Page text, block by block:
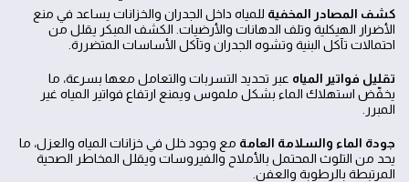
كشف المصادر المخفية للمياه داخل الجدران والخزانات يساعد في منع
الأضرار الهيكلية وتلف الدهانات والأرضيات. الكشف المبكر يقلل من
احتمالات تآكل البنية وتشوه الجدران وتآكل الأساسات المتضررة.
تقليل فواتير المياه عبر تحديد التسربات والتعامل معها بسرعة، ما
يخفّض استهلاك الماء بشكل ملموس ويمنع ارتفاع فواتير المياه غير
المبرر.
جودة الماء والسلامة العامة مع وجود خلل في خزانات المياه والعزل، ما
يحد من التلوث المحتمل بالأملاح والفيروسات ويقلل المخاطر الصحية
المرتبطة بالرطوبة والعفن.